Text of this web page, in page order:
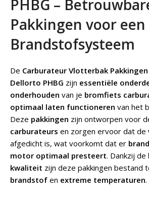
PHBG –
Pakkingen voor
Brandstofsysteem
De Carburateur Vlotterbak
Dellorto PHBG zijn essentiële
onderhouden van je bromfiets
optimaal laten functioneren van het
Deze pakkingen zijn ontworpen voor
carburateurs en zorgen ervoor dat de
afgedicht is, wat voorkomt dat er
motor optimaal presteert. Dankzij de
kwaliteit zijn deze pakkingen bestand
brandstof en extreme temperaturen.